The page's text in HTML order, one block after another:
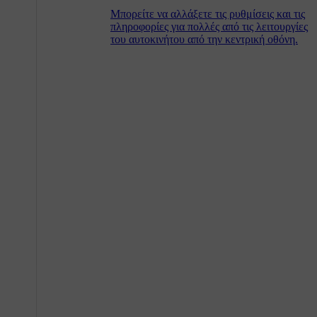
Μπορείτε να αλλάξετε τις ρυθμίσεις και τις
πληροφορίες για πολλές από τις λειτουργίες
του αυτοκινήτου από την κεντρική οθόνη.